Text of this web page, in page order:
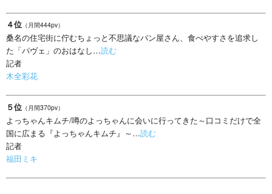
４位 （月間444pv）
桑名の住宅街に佇むちょっと不思議なパン屋さん、食べやすさを追求し
た「パヴェ」のおはなし…読む
記者
木全彩花
５位 （月間370pv）
よっちゃんキムチ/噂のよっちゃんに会いに行ってきた～口コミだけで全
国に広まる『よっちゃんキムチ』～…読む
記者
福田ミキ